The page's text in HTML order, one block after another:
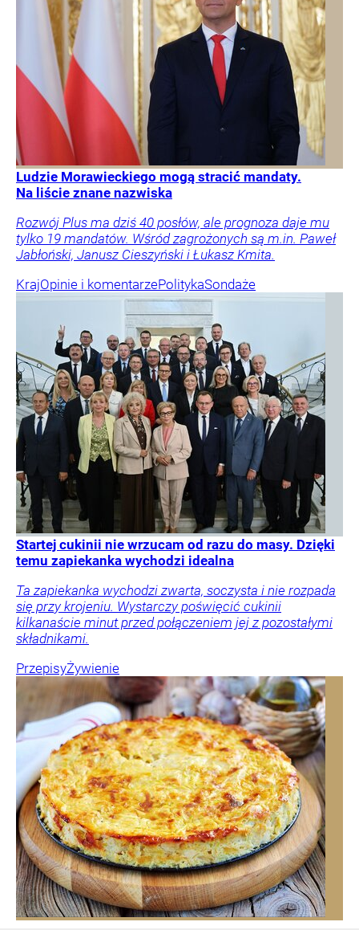
Ludzie Morawieckiego mogą stracić mandaty.
Na liście znane nazwiska
Rozwój Plus ma dziś 40 posłów, ale prognoza daje mu
tylko 19 mandatów. Wśród zagrożonych są m.in. Paweł
Jabłoński, Janusz Cieszyński i Łukasz Kmita.
KrajOpinie i komentarzePolitykaSondaże
Startej cukinii nie wrzucam od razu do masy. Dzięki
temu zapiekanka wychodzi idealna
Ta zapiekanka wychodzi zwarta, soczysta i nie rozpada
się przy krojeniu. Wystarczy poświęcić cukinii
kilkanaście minut przed połączeniem jej z pozostałymi
składnikami.
PrzepisyŻywienie